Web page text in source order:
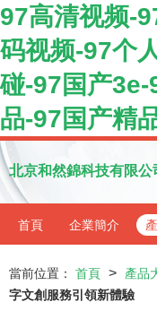
97高清视频-
码视频-97个
碰-97国产
品-97国产精
北京和然錦科技有限公
首頁 企業簡介
當前位置： 首頁 > 產品
字文創服務引領新體驗